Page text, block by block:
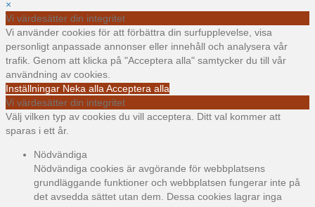
×
Vi värdesätter din integritet
Vi använder cookies för att förbättra din surfupplevelse, visa
personligt anpassade annonser eller innehåll och analysera vår
trafik. Genom att klicka på "Acceptera alla" samtycker du till vår
användning av cookies.
Inställningar Neka alla Acceptera alla
Vi värdesätter din integritet
Välj vilken typ av cookies du vill acceptera. Ditt val kommer att
sparas i ett år.
Nödvändiga
Nödvändiga cookies är avgörande för webbplatsens
grundläggande funktioner och webbplatsen fungerar inte på
det avsedda sättet utan dem. Dessa cookies lagrar inga